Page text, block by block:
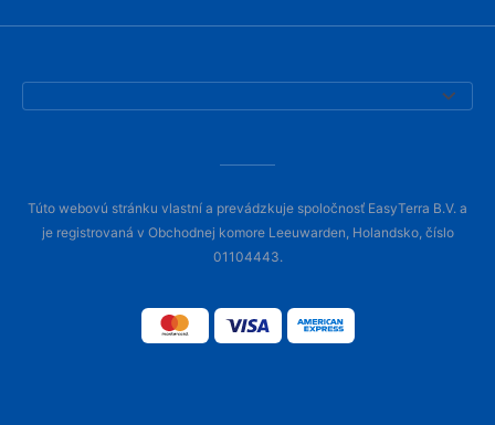
Túto webovú stránku vlastní a prevádzkuje spoločnosť EasyTerra B.V. a
je registrovaná v Obchodnej komore Leeuwarden, Holandsko, číslo
01104443.